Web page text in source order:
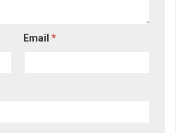
Email*